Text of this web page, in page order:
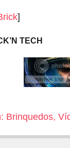
]
TECH
Brinquedos,